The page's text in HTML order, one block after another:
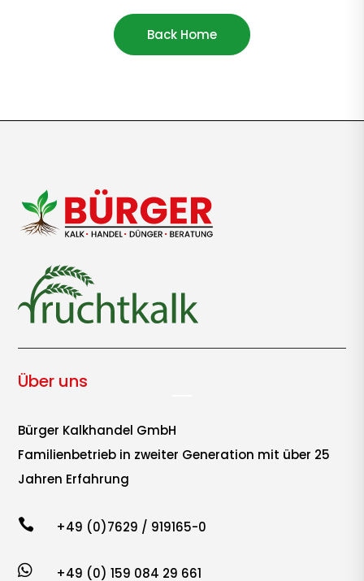
Back Home
Über uns
Bürger Kalkhandel GmbH
Familienbetrieb in zweiter Generation mit über 25
Jahren Erfahrung
 +49 (0)7629 / 919165-0
 +49 (0) 159 084 29 661